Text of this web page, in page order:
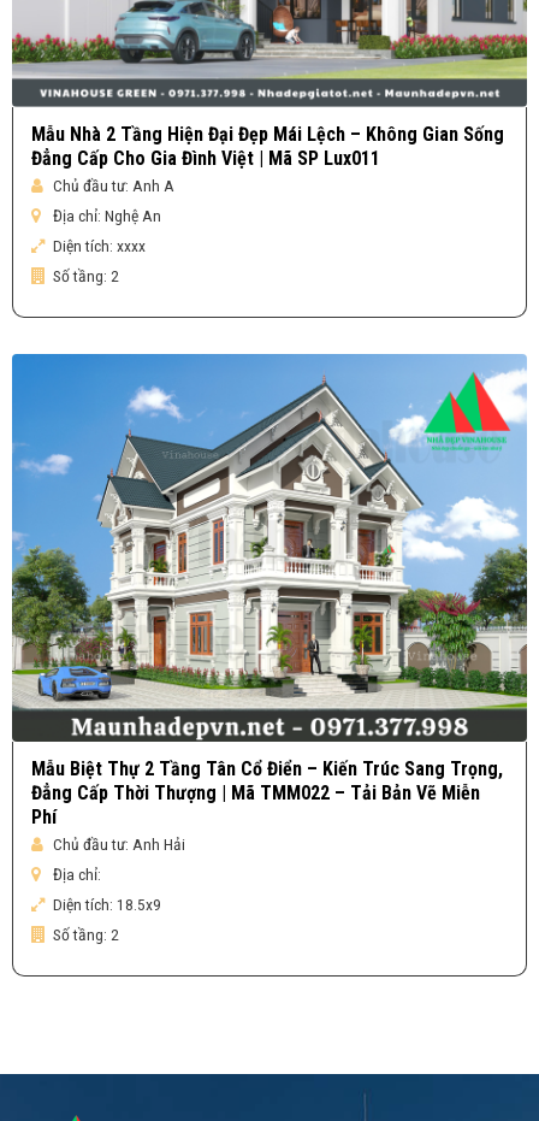
Mẫu Nhà 2 Tầng Hiện Đại Đẹp Mái Lệch – Không Gian Sống
Đẳng Cấp Cho Gia Đình Việt | Mã SP Lux011
Chủ đầu tư: Anh A
Địa chỉ: Nghệ An
Diện tích: xxxx
Số tầng: 2
Mẫu Biệt Thự 2 Tầng Tân Cổ Điển – Kiến Trúc Sang Trọng,
Đẳng Cấp Thời Thượng | Mã TMM022 – Tải Bản Vẽ Miễn
Phí
Chủ đầu tư: Anh Hải
Địa chỉ:
Diện tích: 18.5x9
Số tầng: 2